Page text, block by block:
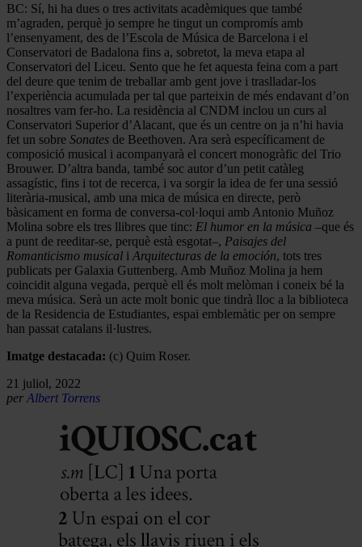
BC: Sí, hi ha dues o tres activitats acadèmiques que també
m’agraden, perquè jo sempre he tingut un compromís amb
l’ensenyament, des de l’Escola de Música de Barcelona i el
Conservatori de Badalona fins a, sobretot, la meva etapa al
Conservatori del Liceu. Sento que he fet aquesta feina com a part
del deure que tenim de treballar amb gent jove i traslladar-los
l’experiència acumulada per tal que parteixin de més endavant d’on
nosaltres vam fer-ho. La residència al CNDM inclou un curs al
Conservatori Superior d’Alacant, que és un centre on ja n’hi havia
fet un sobre Sonates de Beethoven. Ara serà específicament de
composició musical i acompanyarà el concert monogràfic del Trio
Brouwer. D’altra banda, també soc autor d’un petit catàleg
assagístic, fins i tot de recerca, i va sorgir la idea de fer una sessió
literària-musical, amb una mica de música en directe, però
bàsicament en forma de conversa-col·loqui amb Antonio Muñoz
Molina sobre els tres llibres que tinc: El humor en la música –que és
a punt de reeditar-se, perquè està esgotat–, Paisajes del
Romanticismo musical i Arquitecturas de la emoción, tots tres
publicats per Galaxia Guttenberg. Amb Muñoz Molina ja hem
coincidit alguna vegada, perquè ell és molt melòman i coneix bé la
meva música. Serà un acte molt bonic que tindrà lloc a la biblioteca
de la Residencia de Estudiantes, espai emblemàtic per on sempre
han passat catalans il·lustres.
Imatge destacada: (c) Quim Roser.
21 juliol, 2022
per Albert Torrens